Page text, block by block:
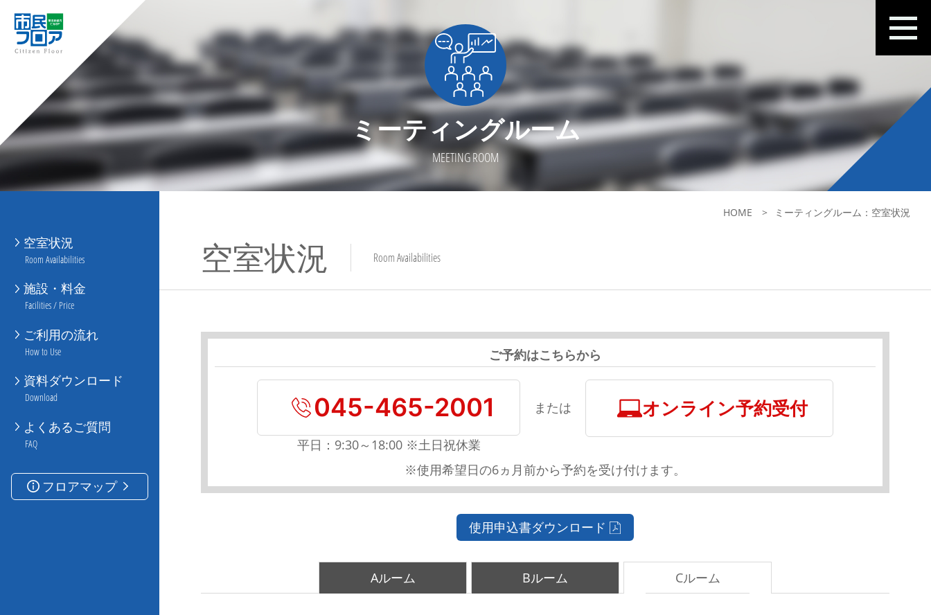
ミーティングルーム
MEETING ROOM
空室状況
Room Availabilities
施設・料金
Facilities / Price
ご利用の流れ
How to Use
資料ダウンロード
Download
よくあるご質問
FAQ
フロアマップ
HOME ミーティングルーム：空室状況
空室状況 Room Availabilities
ご予約はこちらから
045-465-2001
平日：9:30～18:00 ※土日祝休業
または オンライン予約受付
※使用希望日の6ヵ月前から予約を受け付けます。
使用申込書ダウンロード
Aルーム Bルーム Cルーム